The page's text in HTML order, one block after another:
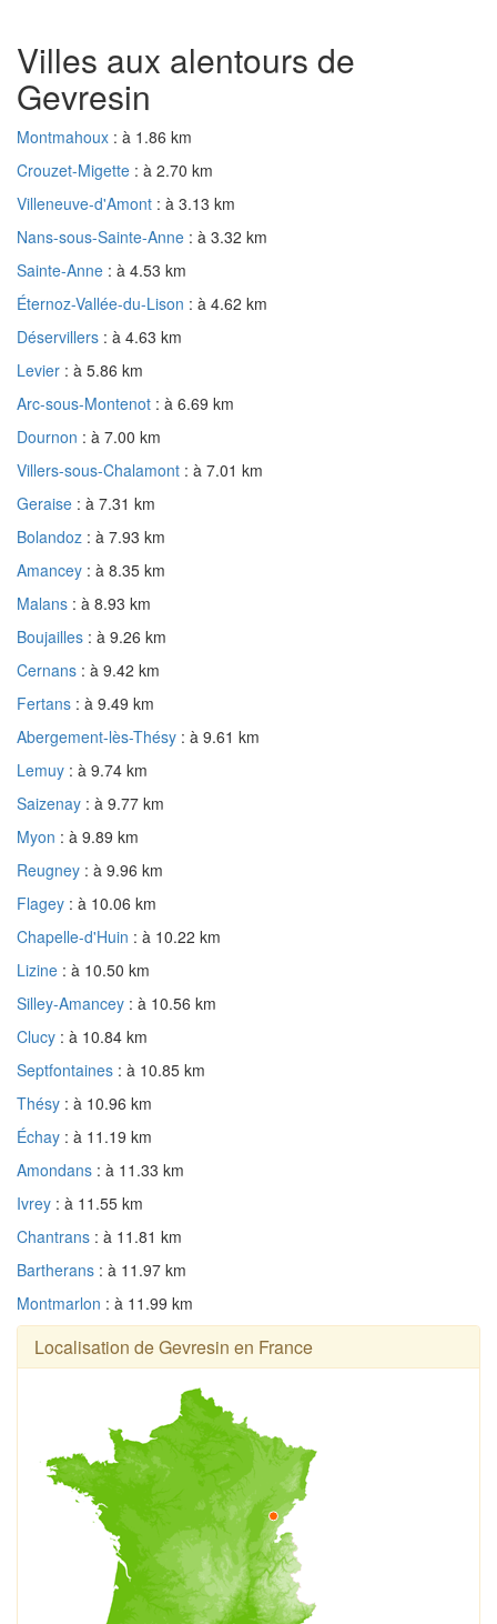
Villes aux alentours de
Gevresin
Montmahoux : à 1.86 km
Crouzet-Migette : à 2.70 km
Villeneuve-d'Amont : à 3.13 km
Nans-sous-Sainte-Anne : à 3.32 km
Sainte-Anne : à 4.53 km
Éternoz-Vallée-du-Lison : à 4.62 km
Déservillers : à 4.63 km
Levier : à 5.86 km
Arc-sous-Montenot : à 6.69 km
Dournon : à 7.00 km
Villers-sous-Chalamont : à 7.01 km
Geraise : à 7.31 km
Bolandoz : à 7.93 km
Amancey : à 8.35 km
Malans : à 8.93 km
Boujailles : à 9.26 km
Cernans : à 9.42 km
Fertans : à 9.49 km
Abergement-lès-Thésy : à 9.61 km
Lemuy : à 9.74 km
Saizenay : à 9.77 km
Myon : à 9.89 km
Reugney : à 9.96 km
Flagey : à 10.06 km
Chapelle-d'Huin : à 10.22 km
Lizine : à 10.50 km
Silley-Amancey : à 10.56 km
Clucy : à 10.84 km
Septfontaines : à 10.85 km
Thésy : à 10.96 km
Échay : à 11.19 km
Amondans : à 11.33 km
Ivrey : à 11.55 km
Chantrans : à 11.81 km
Bartherans : à 11.97 km
Montmarlon : à 11.99 km
Localisation de Gevresin en France